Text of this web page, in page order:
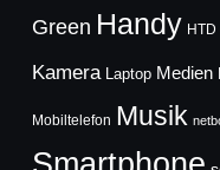
Green Handy HTD
Kamera Laptop Medien
Mobiltelefon Musik